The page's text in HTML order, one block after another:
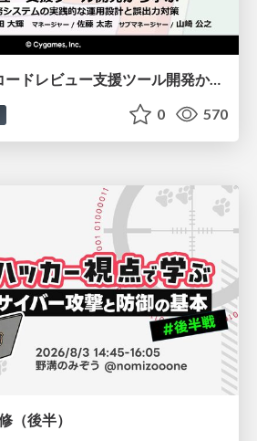
【CEDEC2026】コードレビュー支援ツール開発から学ぶ：LLMを用いた業務システムの実践的な運用設計と誤出力対策
0 570
（後半）